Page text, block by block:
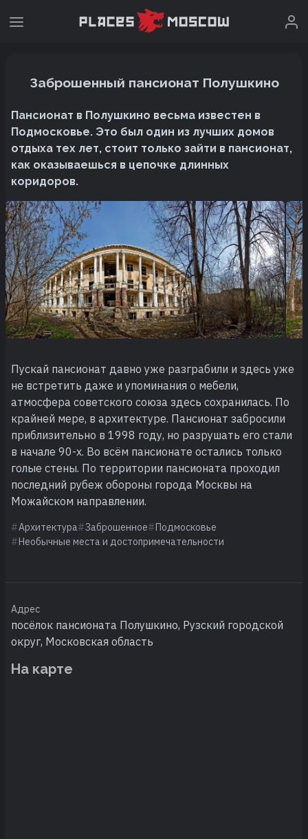
Заброшенный пансионат Полушкино
Пансионат в Полушкино весьма известен в
Подмосковье. Это был один из лучших домов
отдыха тех лет, стоит только зайти в пансионат,
как оказываешься в цепочке длинных
коридоров.
Пускай пансионат давно уже разграбили и здесь уже
не встретить даже и упоминания о мебели,
атмосфера советского союза здесь сохранилась. По
крайней мере, в архитектуре. Пансионат забросили
приблизительно в 1998 году, но разрушать его стали
в начале 90-х. Во всём пансионате остались только
голые стены. По территории пансионата проходил
последний рубеж обороны города Москвы на
Можайском направлении.
Архитектура Заброшенное
Подмосковье
Необычные места и достопримечательности
Адрес
посёлок пансионата Полушкино, Рузский городской
округ, Московская область
На карте